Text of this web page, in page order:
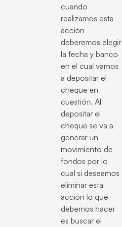
cuando
realizamos esta
acción
deberemos elegir
la fecha y banco
en el cual vamos
a depositar el
cheque en
cuestión. Al
depositar el
cheque se va a
generar un
movimiento de
fondos por lo
cual si deseamos
eliminar esta
acción lo que
debemos hacer
es buscar el